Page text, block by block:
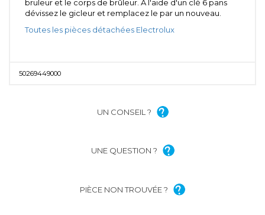
bruleur et le corps de brûleur. A l'aide d'un clé 6 pans
dévissez le gicleur et remplacez le par un nouveau.
Toutes les pièces détachées Electrolux
50269449000
UN CONSEIL ?
UNE QUESTION ?
PIÈCE NON TROUVÉE ?